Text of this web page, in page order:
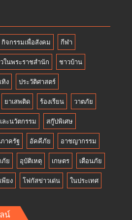
กิจกรรมเพื่อสังคม กีฬา
ในพระราชสำนัก ชาวบ้าน
ทิง ประวัติศาสตร์
ยาเสพติด ร้องเรียน วาตภัย
ละนวัตกรรม สกู๊ปพิเศษ
าครัฐ อัคคีภัย อาชญากรรม
ภัย อุบัติเหตุ เกษตร เตือนภัย
พียง โฟกัสข่าวเด่น ในประเทศ
น์